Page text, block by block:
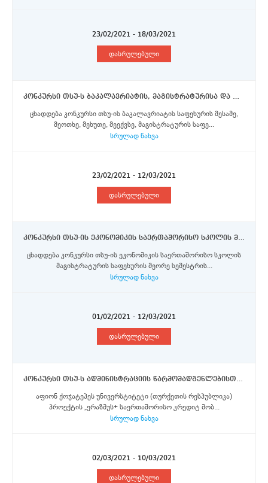
23/02/2021 - 18/03/2021
დასრულებული
კონკურსი თსუ-ს ბაკალავრიატის, მაგისტრატურისა და დოქტორანტურის საფეხურის სტუდენტებისათვის ევროკომისიის მიერ დაფინანსებული PEERS კრედიტ-მობილობის პროგრამის სტიპენდიების მოსაპოვებლად
ცხადდება კონკურსი თსუ-ის ბაკალავრიატის საფეხურის მესამე,
მეოთხე, მეხუთე, მეექვსე, მაგისტრატურის საფე...
სრულად ნახვა
23/02/2021 - 12/03/2021
დასრულებული
კონკურსი თსუ-ის ეკონომიკის საერთაშორისო სკოლის მაგისტრატურის საფეხურის სტუდენტებისთვის კლერმონ ოვერნის უნივერსიტეტში ევროკომისიის მიერ დაფინანსებული ერაზმუს+ პროგრამის სტიპენდიების მოსაპოვებლად
ცხადდება კონკურსი თსუ-ის ეკონომიკის საერთაშორისო სკოლის
მაგისტრატურის საფეხურის მეორე სემესტრის...
სრულად ნახვა
01/02/2021 - 12/03/2021
დასრულებული
კონკურსი თსუ-ს ადმინისტრაციის წარმომადგენლებისთვის ევროკომისიის მიერ დაფინანსებული ერაზმუს+ პროგრამის ფარგლებში აფიონ ქოჯატეპეს უნივერსტიტეტში ერთკვირიანი ტრენინგ-მობილობისთვის
აფიონ ქოჯატეპეს უნივერსტიტეტი (თურქეთის რესპუბლიკა)
პროექტის „ერაზმუს+ საერთაშორისო კრედიტ მობ...
სრულად ნახვა
02/03/2021 - 10/03/2021
დასრულებული